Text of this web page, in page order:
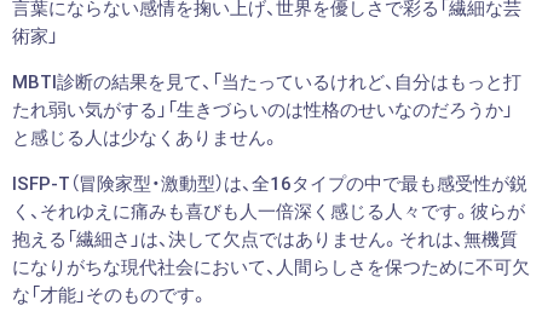
言葉にならない感情を掬い上げ、世界を優しさで彩る「繊細な芸
術家」
MBTI診断の結果を見て、「当たっているけれど、自分はもっと打
たれ弱い気がする」「生きづらいのは性格のせいなのだろうか」
と感じる人は少なくありません。
ISFP-T（冒険家型・激動型）は、全16タイプの中で最も感受性が鋭
く、それゆえに痛みも喜びも人一倍深く感じる人々です。彼らが
抱える「繊細さ」は、決して欠点ではありません。それは、無機質
になりがちな現代社会において、人間らしさを保つために不可欠
な「才能」そのものです。